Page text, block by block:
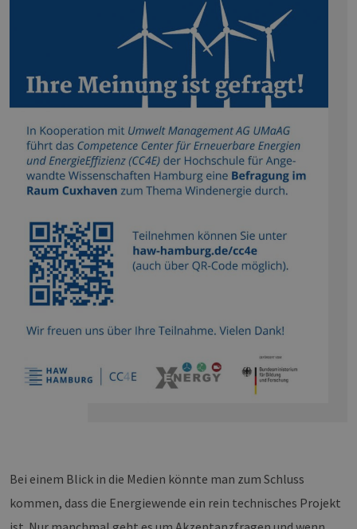
Bei einem Blick in die Medien könnte man zum Schluss
kommen, dass die Energiewende ein rein technisches Projekt